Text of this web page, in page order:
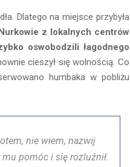
Dlatego na miejsce przybyła
z lokalnych centrów
oswobodzili łagodnego
cieszył się wolnością. Co
humbaka w pobliżu
nie wiem, nazwij
pomóc i się rozluźnił.